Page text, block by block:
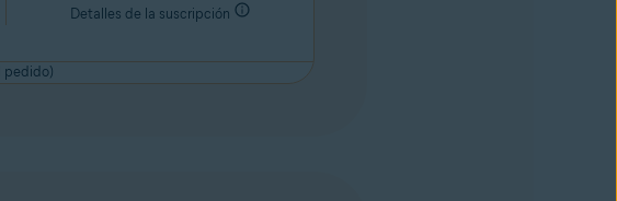
Detalles de la suscripción
pedido)